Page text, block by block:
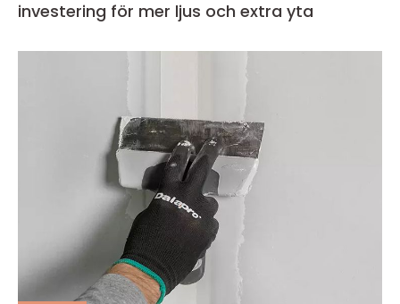
investering för mer ljus och extra yta